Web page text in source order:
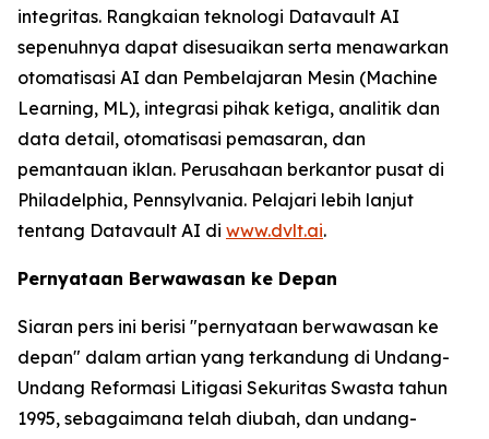
integritas. Rangkaian teknologi Datavault AI
sepenuhnya dapat disesuaikan serta menawarkan
otomatisasi AI dan Pembelajaran Mesin (Machine
Learning, ML), integrasi pihak ketiga, analitik dan
data detail, otomatisasi pemasaran, dan
pemantauan iklan. Perusahaan berkantor pusat di
Philadelphia, Pennsylvania. Pelajari lebih lanjut
tentang Datavault AI di www.dvlt.ai.
Pernyataan Berwawasan ke Depan
Siaran pers ini berisi "pernyataan berwawasan ke
depan" dalam artian yang terkandung di Undang-
Undang Reformasi Litigasi Sekuritas Swasta tahun
1995, sebagaimana telah diubah, dan undang-